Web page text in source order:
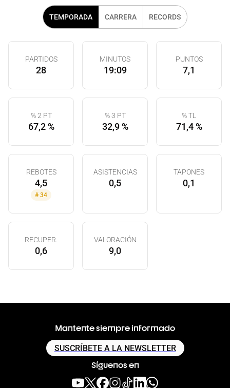
TEMPORADA CARRERA RECORDS
PARTIDOS
28
MINUTOS
19:09
PUNTOS
7,1
% 2 PT
67,2 %
% 3 PT
32,9 %
% TL
71,4 %
REBOTES
4,5
# 34
ASISTENCIAS
0,5
TAPONES
0,1
RECUPER.
0,6
VALORACIÓN
9,0
Mantente siempre informado
SUSCRÍBETE A LA NEWSLETTER
Síguenos en